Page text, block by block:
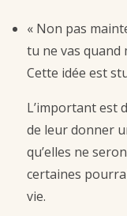
« Non pas
tu ne vas quand
Cette idée est
L’important est
de leur donner
qu’elles ne
certaines
vie.